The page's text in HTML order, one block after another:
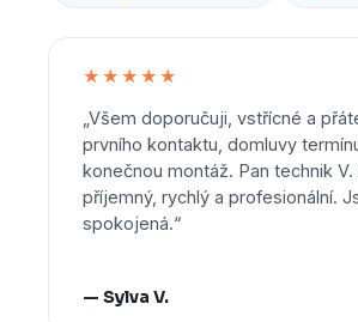
★★★★★
„Všem doporučuji, vstřícné a
prvního kontaktu, domluvy
konečnou montáž. Pan technik
příjemný, rychlý a profesionální.
spokojená.“
— Sylva V.